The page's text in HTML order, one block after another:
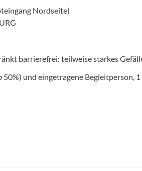
Nordseite)
barrierefrei: teilweise starkes
und eingetragene Begleitperson,